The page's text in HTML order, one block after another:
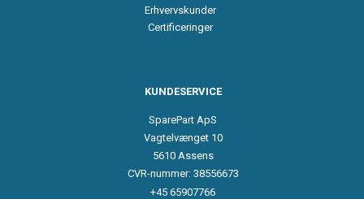
Erhvervskunder
Certificeringer
KUNDESERVICE
SparePart ApS
Vagtelvænget 10
5610 Assens
CVR-nummer: 38556673
+45 65907766